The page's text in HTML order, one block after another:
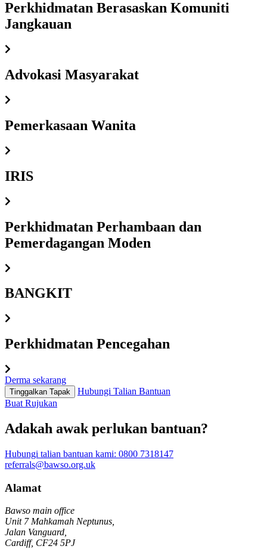
Perkhidmatan Berasaskan Komuniti
Jangkauan
Advokasi Masyarakat
Pemerkasaan Wanita
IRIS
Perkhidmatan Perhambaan dan
Pemerdagangan Moden
BANGKIT
Perkhidmatan Pencegahan
Derma sekarang
Tinggalkan Tapak
Hubungi Talian Bantuan
Buat Rujukan
Adakah awak perlukan bantuan?
Hubungi talian bantuan kami: 0800 7318147
referrals@bawso.org.uk
Alamat
Bawso main office
Unit 7 Mahkamah Neptunus,
Jalan Vanguard,
Cardiff, CF24 5PJ